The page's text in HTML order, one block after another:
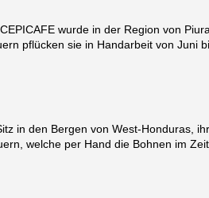
wurde in der Region von
pflücken sie in Handarbeit von Juni
in den Bergen von West-Honduras,
welche per Hand die Bohnen im